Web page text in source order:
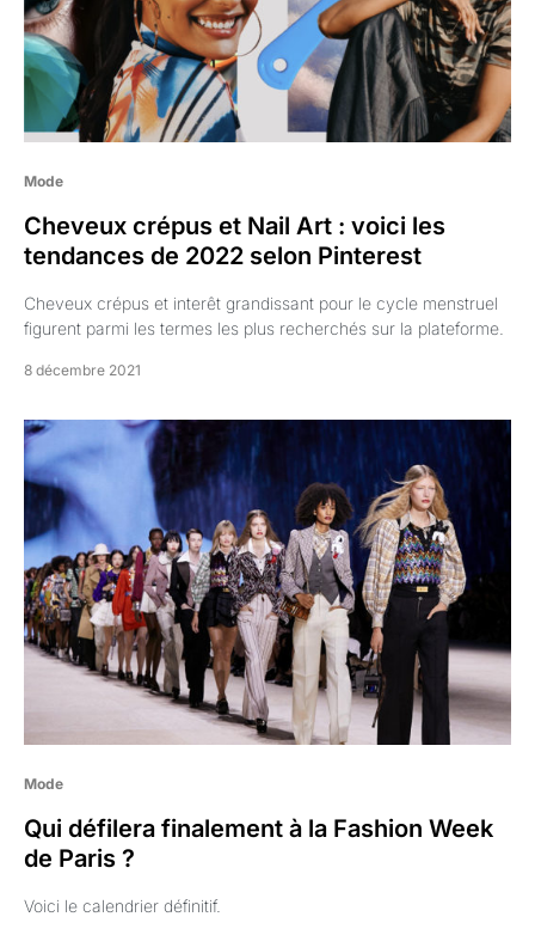
Mode
Cheveux crépus et Nail Art : voici les
tendances de 2022 selon Pinterest
Cheveux crépus et interêt grandissant pour le cycle menstruel
figurent parmi les termes les plus recherchés sur la plateforme.
8 décembre 2021
Mode
Qui défilera finalement à la Fashion Week
de Paris ?
Voici le calendrier définitif.